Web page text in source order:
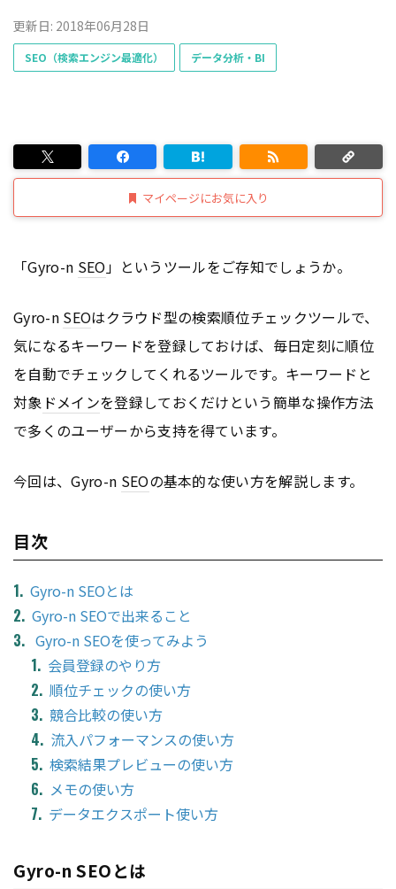
更新日: 2018年06月28日
SEO（検索エンジン最適化） データ分析・BI
マイページにお気に入り
「Gyro-n SEO」というツールをご存知でしょうか。
Gyro-n SEOはクラウド型の検索順位チェックツールで、
気になるキーワードを登録しておけば、毎日定刻に順位
を自動でチェックしてくれるツールです。キーワードと
対象 ドメインを登録しておくだけという簡単な操作方法
で多くのユーザーから支持を得ています。
今回は、Gyro-n SEOの基本的な使い方を解説します。
目次
Gyro-n SEOとは
Gyro-n SEOで出来ること
Gyro-n SEOを使ってみよう
会員登録のやり方
順位チェックの使い方
競合比較の使い方
流入パフォーマンスの使い方
検索結果プレビューの使い方
メモの使い方
データエクスポート使い方
Gyro-n SEOとは